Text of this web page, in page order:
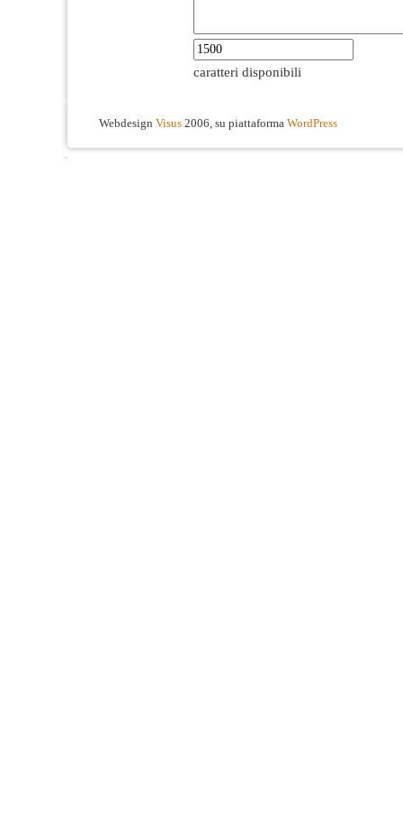
caratteri disponibili
Webdesign Visus 2006, su piattaforma WordPress